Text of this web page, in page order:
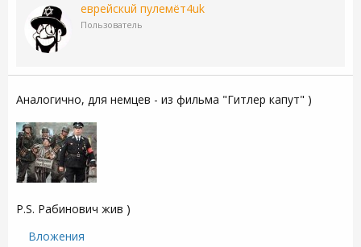
ц
и
и
:
eвpeйcкuй пyлeмёт4uk
Пользователь
Аналогично, для немцев - из фильма "Гитлер капут" )
P.S. Рабинович жив )
Вложения